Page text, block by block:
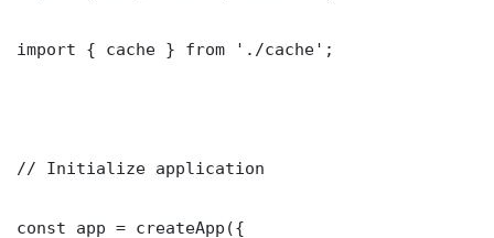
import { cache } from './cache';
// Initialize application
const app = createApp({